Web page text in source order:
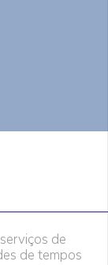
de
de tempos